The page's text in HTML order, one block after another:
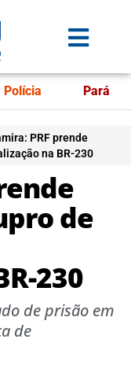
Polícia Pará
PRF prende
na BR-230
de
230
de prisão em
de